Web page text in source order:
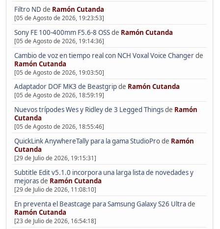
Filtro ND de Ramón Cutanda
[05 de Agosto de 2026, 19:23:53]
Sony FE 100-400mm F5.6-8 OSSde Ramón Cutanda
[05 de Agosto de 2026, 19:14:36]
Cambio de voz en tiempo real con NCH Voxal Voice Changerde
Ramón Cutanda
[05 de Agosto de 2026, 19:03:50]
Adaptador DOF MK3 de Beastgripde Ramón Cutanda
[05 de Agosto de 2026, 18:59:19]
Nuevos trípodes Wes y Ridley de 3 Legged Thingsde Ramón
Cutanda
[05 de Agosto de 2026, 18:55:46]
QuickLink AnywhereTally para la gama StudioProde Ramón
Cutanda
[29 de Julio de 2026, 19:15:31]
Subtitle Edit v5.1.0 incorpora una larga lista de novedades y
mejorasde Ramón Cutanda
[29 de Julio de 2026, 11:08:10]
En preventa el Beastcage para Samsung Galaxy S26 Ultrade
Ramón Cutanda
[23 de Julio de 2026, 16:54:18]